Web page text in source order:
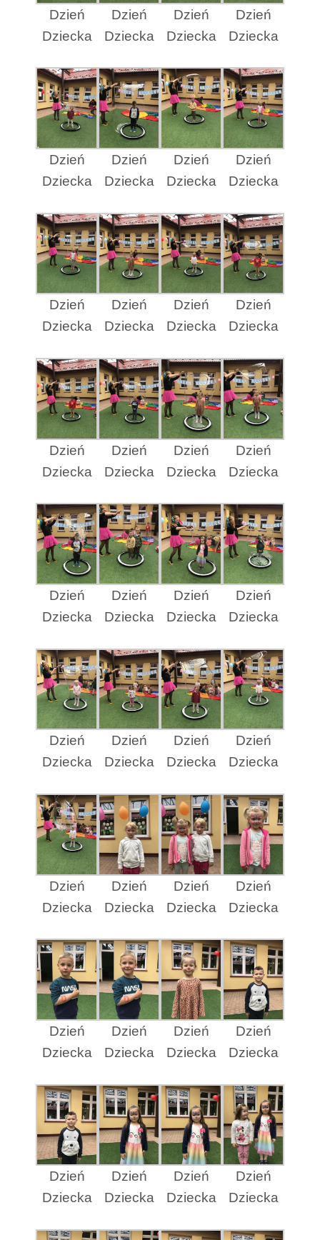
Dzień
Dziecka
Dzień
Dziecka
Dzień
Dziecka
Dzień
Dziecka
Dzień
Dziecka
Dzień
Dziecka
Dzień
Dziecka
Dzień
Dziecka
Dzień
Dziecka
Dzień
Dziecka
Dzień
Dziecka
Dzień
Dziecka
Dzień
Dziecka
Dzień
Dziecka
Dzień
Dziecka
Dzień
Dziecka
Dzień
Dziecka
Dzień
Dziecka
Dzień
Dziecka
Dzień
Dziecka
Dzień
Dziecka
Dzień
Dziecka
Dzień
Dziecka
Dzień
Dziecka
Dzień
Dziecka
Dzień
Dziecka
Dzień
Dziecka
Dzień
Dziecka
Dzień
Dziecka
Dzień
Dziecka
Dzień
Dziecka
Dzień
Dziecka
Dzień
Dziecka
Dzień
Dziecka
Dzień
Dziecka
Dzień
Dziecka